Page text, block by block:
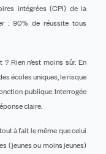
intégrées (CPI) de la
: 90% de réussite tous
Rien n’est moins sûr. En
écoles uniques, le risque
publique. Interrogée
claire.
à fait le même que celui
(jeunes ou moins jeunes)